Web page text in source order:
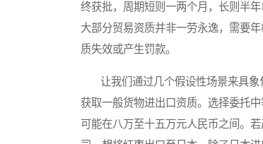
终获批，周期短则一两个月，长则半
大部分贸易资质并非一劳永逸，需要
质失效或产生罚款。
让我们通过几个假设性场景来具象
获取一般货物进出口资质。选择委托
可能在八万至十五万元人民币之间。